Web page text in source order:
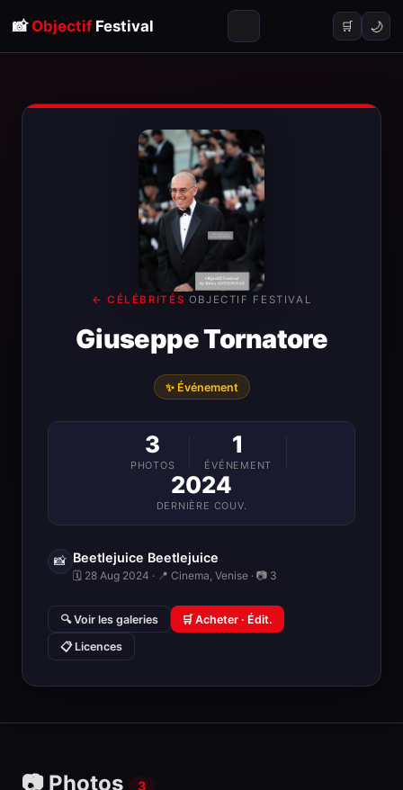
📸 ObjectifFestival 🛒 🌙
← CÉLÉBRITÉS· OBJECTIF FESTIVAL
Giuseppe Tornatore
✨ Événement
3
PHOTOS
1
ÉVÉNEMENT
2024
DERNIÈRE COUV.
📸 Beetlejuice Beetlejuice
🗓 28 Aug 2024 · 📍 Cinema, Venise · 📷 3
🔍 Voir les galeries 🛒 Acheter · Édit.
📋 Licences
📷 Photos 3